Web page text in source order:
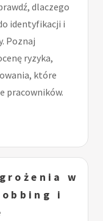
dlaczego
identyfikacji i
Poznaj
ryzyka,
które
pracowników.
w
i